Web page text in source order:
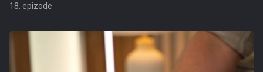
18. epizode